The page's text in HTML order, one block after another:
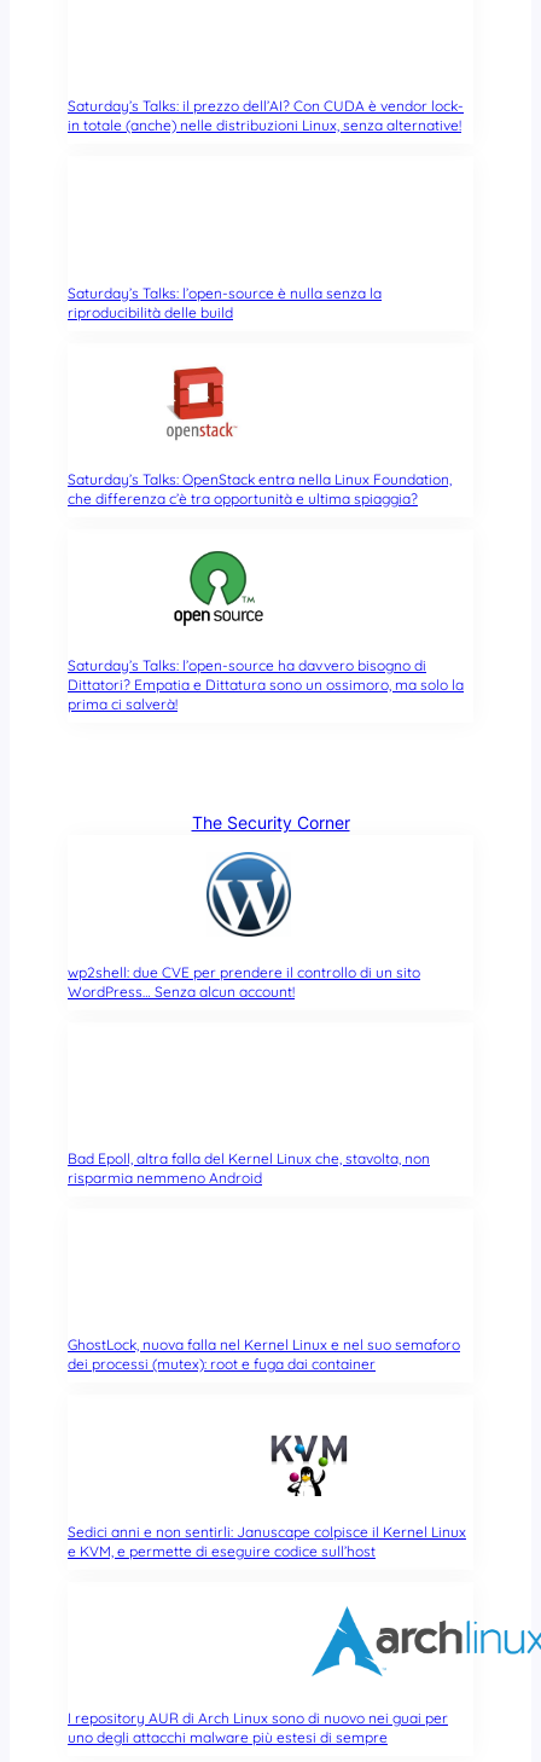
Saturday’s Talks: il prezzo dell’AI? Con CUDA è vendor lock-
in totale (anche) nelle distribuzioni Linux, senza alternative!
Saturday’s Talks: l’open-source è nulla senza la
riproducibilità delle build
Saturday’s Talks: OpenStack entra nella Linux Foundation,
che differenza c’è tra opportunità e ultima spiaggia?
Saturday’s Talks: l’open-source ha davvero bisogno di
Dittatori? Empatia e Dittatura sono un ossimoro, ma solo la
prima ci salverà!
The Security Corner
wp2shell: due CVE per prendere il controllo di un sito
WordPress… Senza alcun account!
Bad Epoll, altra falla del Kernel Linux che, stavolta, non
risparmia nemmeno Android
GhostLock, nuova falla nel Kernel Linux e nel suo semaforo
dei processi (mutex): root e fuga dai container
Sedici anni e non sentirli: Januscape colpisce il Kernel Linux
e KVM, e permette di eseguire codice sull’host
I repository AUR di Arch Linux sono di nuovo nei guai per
uno degli attacchi malware più estesi di sempre